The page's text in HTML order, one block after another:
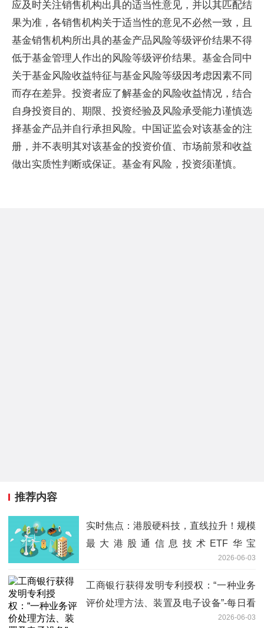
应及时关注销售机构出具的适当性意见，并以其匹配结
果为准，各销售机构关于适当性的意见不必然一致，且
基金销售机构所出具的基金产品风险等级评价结果不得
低于基金管理人作出的风险等级评价结果。基金合同中
关于基金风险收益特征与基金风险等级因考虑因素不同
而存在差异。投资者应了解基金的风险收益情况，结合
自身投资目的、期限、投资经验及风险承受能力谨慎选
择基金产品并自行承担风险。中国证监会对该基金的注
册，并不表明其对该基金的投资价值、市场前景和收益
做出实质性判断或保证。基金有风险，投资须谨慎。
推荐内容
实时焦点：港股硬科技，直线拉升！规模
最大港股通信息技术ETF华宝
（159131）冲高1.71%再创上市新高
2026-06-03
工商银行获得发明专利授权：“一种业务
评价处理方法、装置及电子设备”-每日看
2026-06-03